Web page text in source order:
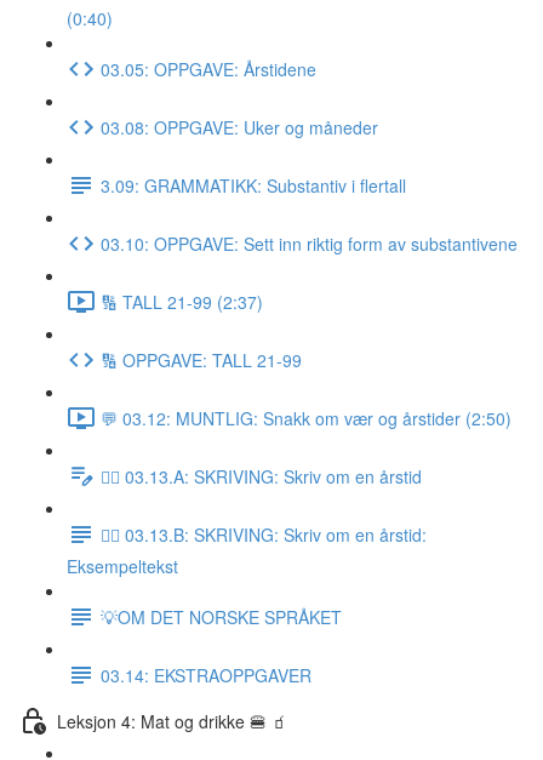
(0:40)
03.05: OPPGAVE: Årstidene
03.08: OPPGAVE: Uker og måneder
3.09: GRAMMATIKK: Substantiv i flertall
03.10: OPPGAVE: Sett inn riktig form av substantivene
🔢 TALL 21-99 (2:37)
🔢 OPPGAVE: TALL 21-99
💬 03.12: MUNTLIG: Snakk om vær og årstider (2:50)
✍🏼 03.13.A: SKRIVING: Skriv om en årstid
✍🏼 03.13.B: SKRIVING: Skriv om en årstid:
Eksempeltekst
💡OM DET NORSKE SPRÅKET
03.14: EKSTRAOPPGAVER
Leksjon 4: Mat og drikke 🍔 🧃